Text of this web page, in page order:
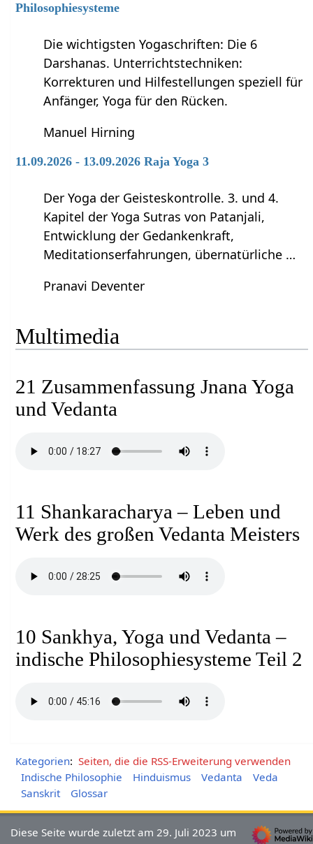
Philosophiesysteme
Die wichtigsten Yogaschriften: Die 6
Darshanas. Unterrichtstechniken:
Korrekturen und Hilfestellungen speziell für
Anfänger, Yoga für den Rücken.
Manuel Hirning
11.09.2026 - 13.09.2026 Raja Yoga 3
Der Yoga der Geisteskontrolle. 3. und 4.
Kapitel der Yoga Sutras von Patanjali,
Entwicklung der Gedankenkraft,
Meditationserfahrungen, übernatürliche …
Pranavi Deventer
Multimedia
21 Zusammenfassung Jnana Yoga
und Vedanta
11 Shankaracharya – Leben und
Werk des großen Vedanta Meisters
10 Sankhya, Yoga und Vedanta –
indische Philosophiesysteme Teil 2
Kategorien: Seiten, die die RSS-Erweiterung verwenden
Indische Philosophie
Hinduismus Vedanta
Veda
Sanskrit
Glossar
Diese Seite wurde zuletzt am 29. Juli 2023 um